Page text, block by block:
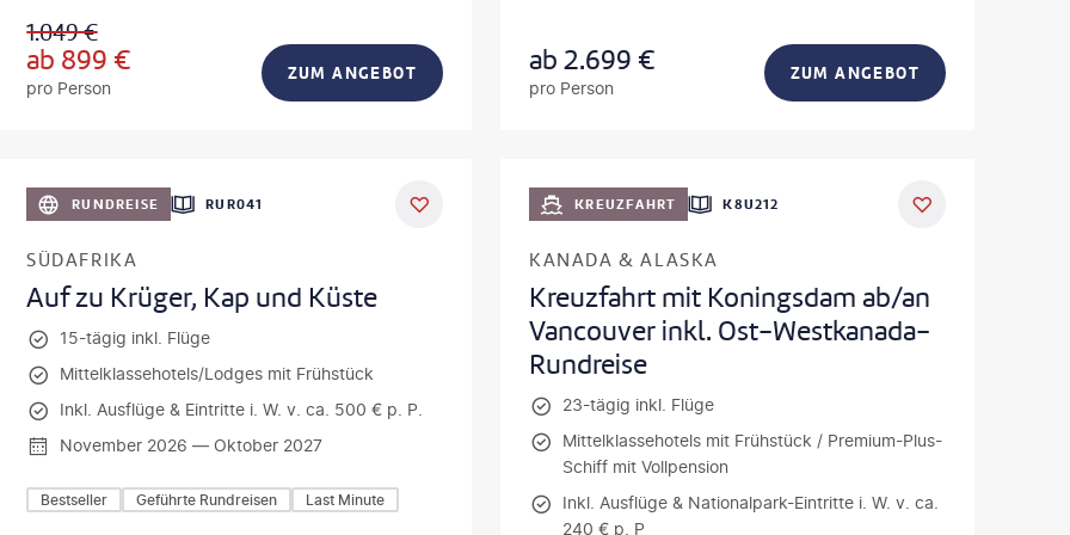
1.049€
ab 899 €
pro Person
ZUM ANGEBOT ab2.699 €
pro Person
ZUM ANGEBOT
DEAL
RUNDREISE RUR041
SÜDAFRIKA
Auf zu Krüger, Kap und Küste
15-tägig inkl. Flüge
Mittelklassehotels/Lodges mit Frühstück
Inkl. Ausflüge & Eintritte i. W. v. ca. 500 € p. P.
November 2026 — Oktober 2027
Bestseller Geführte Rundreisen Last Minute
KREUZFAHRT K8U212
KANADA & ALASKA
Kreuzfahrt mit Koningsdam ab/an
Vancouver inkl. Ost-Westkanada-
Rundreise
23-tägig inkl. Flüge
Mittelklassehotels mit Frühstück / Premium-Plus-
Schiff mit Vollpension
Inkl. Ausflüge & Nationalpark-Eintritte i. W. v. ca.
240 € p. P